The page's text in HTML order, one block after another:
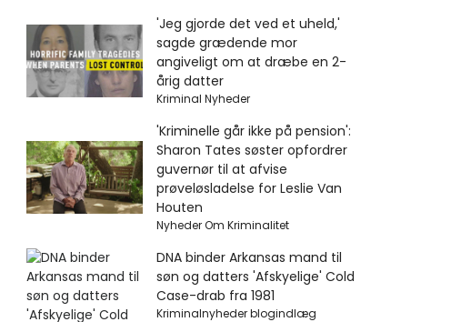
'Jeg gjorde det ved et uheld,'
sagde grædende mor
angiveligt om at dræbe en 2-
årig datter
Kriminal Nyheder
'Kriminelle går ikke på pension':
Sharon Tates søster opfordrer
guvernør til at afvise
prøveløsladelse for Leslie Van
Houten
Nyheder Om Kriminalitet
DNA binder Arkansas mand til
søn og datters 'Afskyelige' Cold
Case-drab fra 1981
Kriminalnyheder blogindlæg